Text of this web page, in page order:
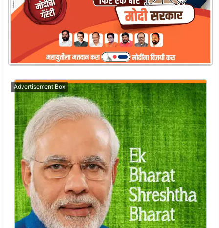
Advertisement Box